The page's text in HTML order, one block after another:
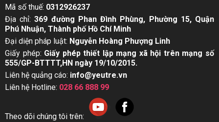
Mã số thuế: 0312926237
Địa chỉ:369 đường Phan Đình Phùng, Phường 15, Quận
Phú Nhuận, Thành phố Hồ Chí Minh
Đại diện pháp luật: Nguyễn Hoàng Phượng Linh
Giấy phép: Giấy phép thiết lập mạng xã hội trên mạng số
555/GP-BTTTT,HN ngày 19/10/2015.
Liên hệ quảng cáo: info@yeutre.vn
Liên hệ Hotline: 028 66 888 99
Theo dõi chúng tôi trên: